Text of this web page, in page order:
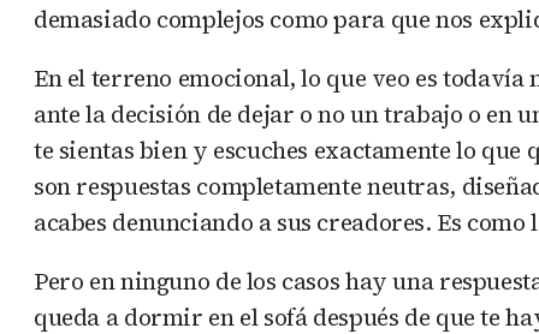
demasiado complejos como para que nos
En el terreno emocional, lo que veo es
ante la decisión de dejar o no un trabajo o en
te sientas bien y escuches exactamente lo que
son respuestas completamente neutras,
acabes denunciando a sus creadores. Es
Pero en ninguno de los casos hay una
queda a dormir en el sofá después de que te